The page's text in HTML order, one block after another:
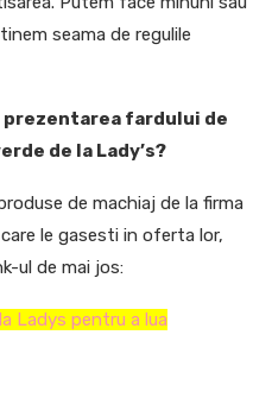
seama de regulile
fardului de
de la Lady’s?
de machiaj de la firma
le gasesti in oferta lor,
ul de mai jos:
Ladys pentru a lua